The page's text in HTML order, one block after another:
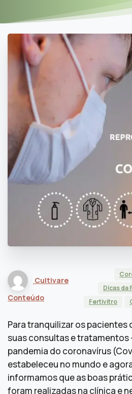
Cultivare
Conteúdo
Dicas da
Fertivitro
Para tranquilizar os pacientes
suas consultas e tratamentos
pandemia do coronavírus
estabeleceu no mundo e
informamos que as boas
foram realizadas na clínica e